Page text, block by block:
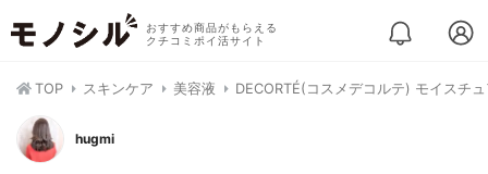
おすすめ商品がもらえる
クチコミポイ活サイト
TOP スキンケア 美容液 DECORTÉ(コスメデコルテ) モイスチ
hugmi